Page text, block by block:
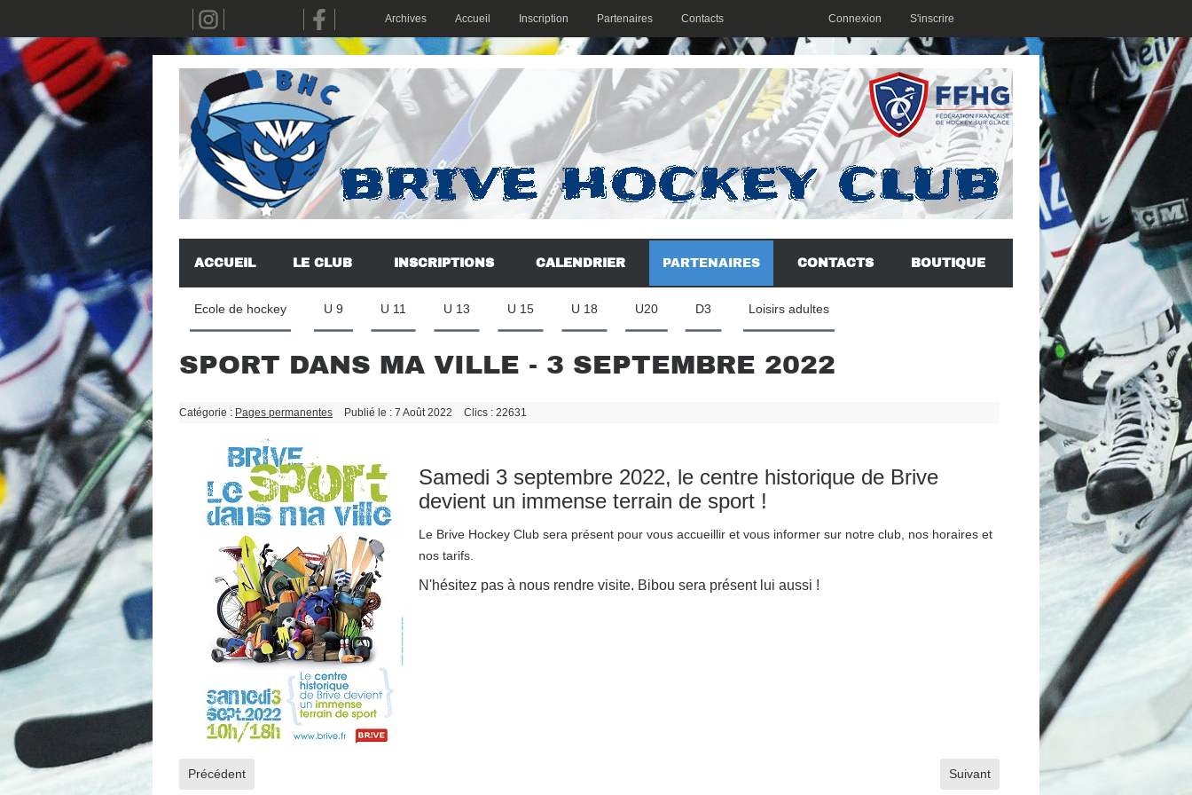
Archives Accueil Inscription Partenaires Contacts Connexion S'inscrire
ACCUEIL LE CLUB INSCRIPTIONS CALENDRIER PARTENAIRES CONTACTS BOUTIQUE
Ecole de hockey U 9 U 11 U 13 U 15 U 18 U20 D3 Loisirs adultes
SPORT DANS MA VILLE - 3 SEPTEMBRE 2022
Catégorie : Pages permanentes Publié le : 7 Août 2022 Clics : 22631
Samedi 3 septembre 2022, le centre historique de Brive
devient un immense terrain de sport !
Le Brive Hockey Club sera présent pour vous accueillir et vous informer sur notre club, nos horaires et
nos tarifs.
N'hésitez pas à nous rendre visite. Bibou sera présent lui aussi !
Article précédent : Partenaires 2024/2025
Précédent Article suivant : Horaires 2022 - 2023
Suivant